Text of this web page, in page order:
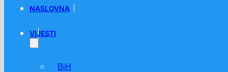
NASLOVNA
VIJESTI
BiH